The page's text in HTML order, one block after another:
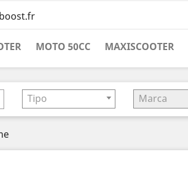
MOTO 50CC MAXISCOOTER
Tipo Marca